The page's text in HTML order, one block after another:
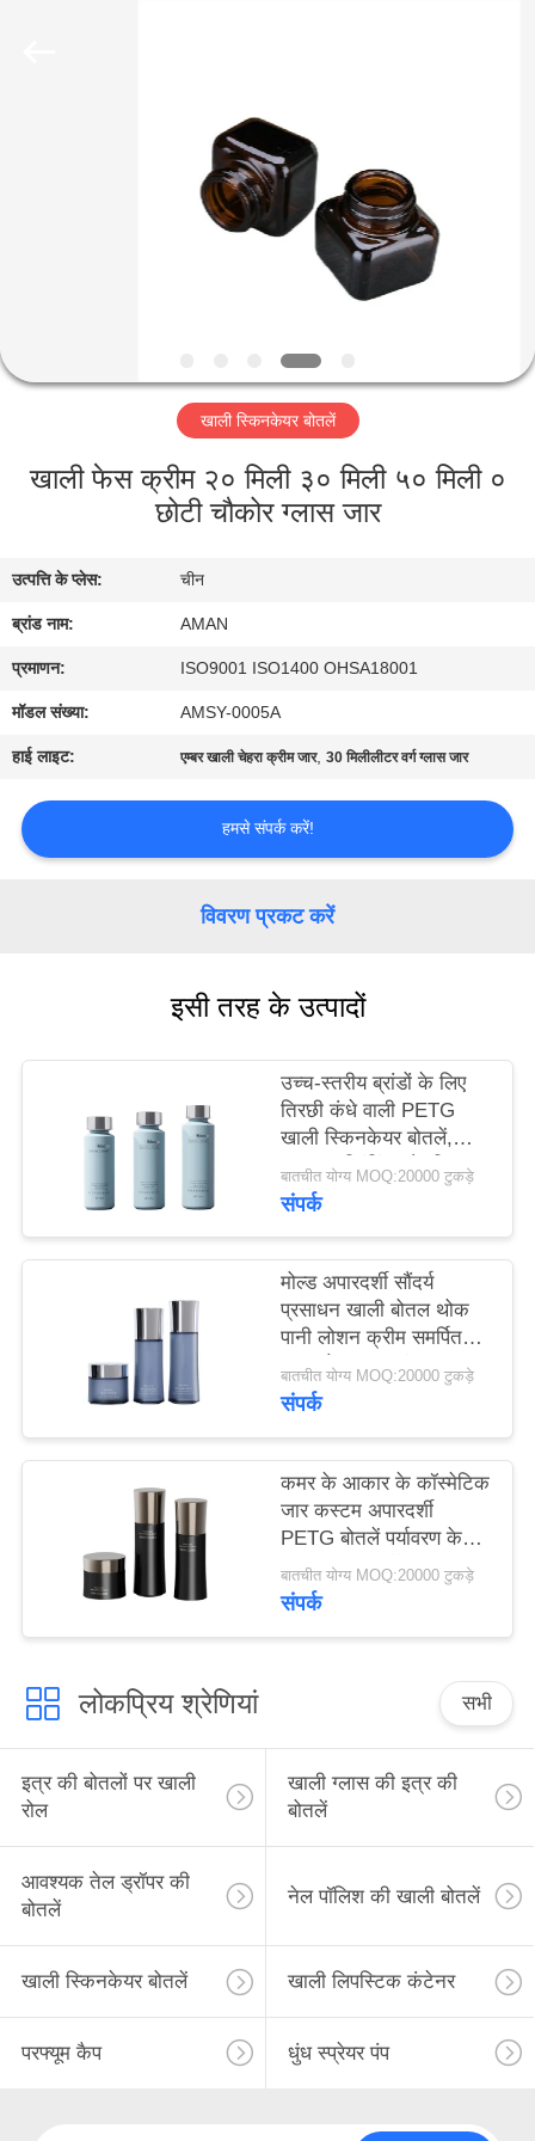
वीआर
शो
हमारे
कारखाना
दौरा
गुणवत्ता
हमसे
का
साइटमैप
PRIVACY
खाली स्किनकेयर बोतलें
खाली फेस क्रीम २० मिली ३० मिली ५० मिली ०
छोटी चौकोर ग्लास जार
उत्पत्ति के प्लेस: चीन
ब्रांड नाम: AMAN
प्रमाणन: ISO9001 ISO1400 OHSA18001
मॉडल संख्या: AMSY-0005A
हाई लाइट: एम्बर खाली चेहरा क्रीम जार,30 मिलीलीटर वर्ग ग्लास जार
हमसे संपर्क करें!
विवरण प्रकट करें
इसी तरह के उत्पादों
उच्च-स्तरीय ब्रांडों के लिए
तिरछी कंधे वाली PETG
खाली स्किनकेयर बोतलें,
CMYK प्रिंटिंग और ट्रिपल
सील संरचना के साथ,
बातचीत योग्य MOQ:20000 टुकड़े
संपर्क
मोल्ड अपारदर्शी सौंदर्य
प्रसाधन खाली बोतल थोक
पानी लोशन क्रीम समर्पित
कमर बोतल 20 दांत
अनुकूलित
बातचीत योग्य MOQ:20000 टुकड़े
संपर्क
कमर के आकार के कॉस्मेटिक
जार कस्टम अपारदर्शी
PETG बोतलें पर्यावरण के
अनुकूल क्रीम पैकेजिंग
बातचीत योग्य MOQ:20000 टुकड़े
संपर्क
लोकप्रिय श्रेणियां सभी
इत्र की बोतलों पर खाली
रोल
खाली ग्लास की इत्र की
बोतलें
आवश्यक तेल ड्रॉपर की
बोतलें
नेल पॉलिश की खाली बोतलें
खाली स्किनकेयर बोतलें खाली लिपस्टिक कंटेनर
परफ्यूम कैप धुंध स्प्रेयर पंप